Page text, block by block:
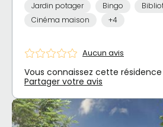
Jardin potager Bingo
Cinéma maison
+4
Aucun avis
Vous connaissez cette résidence
Partager votre avis